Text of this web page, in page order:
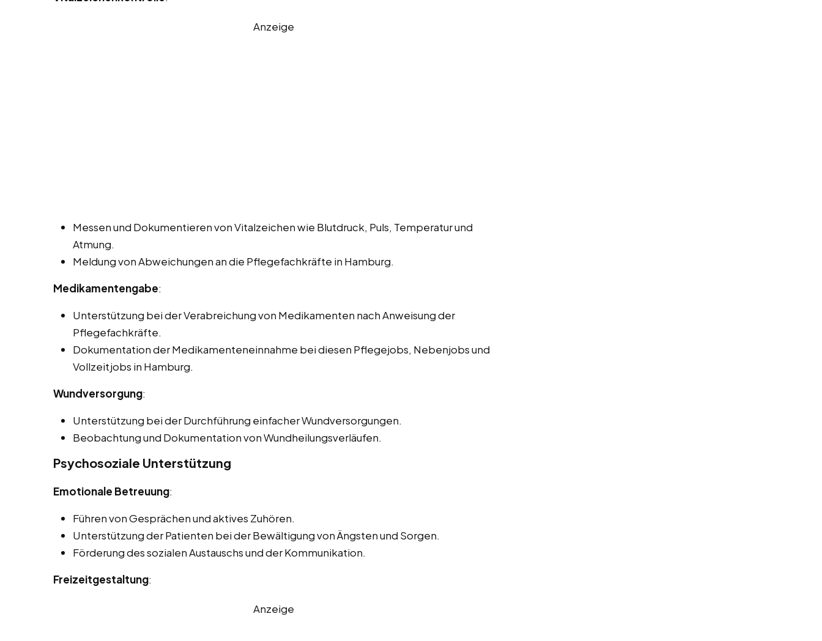
Anzeige
Messen und Dokumentieren von Vitalzeichen wie Blutdruck, Puls, Temperatur und
Atmung.
Meldung von Abweichungen an die Pflegefachkräfte in Hamburg.
Medikamentengabe:
Unterstützung bei der Verabreichung von Medikamenten nach Anweisung der
Pflegefachkräfte.
Dokumentation der Medikamenteneinnahme bei diesen Pflegejobs, Nebenjobs und
Vollzeitjobs in Hamburg.
Wundversorgung:
Unterstützung bei der Durchführung einfacher Wundversorgungen.
Beobachtung und Dokumentation von Wundheilungsverläufen.
Psychosoziale Unterstützung
Emotionale Betreuung:
Führen von Gesprächen und aktives Zuhören.
Unterstützung der Patienten bei der Bewältigung von Ängsten und Sorgen.
Förderung des sozialen Austauschs und der Kommunikation.
Freizeitgestaltung:
Anzeige